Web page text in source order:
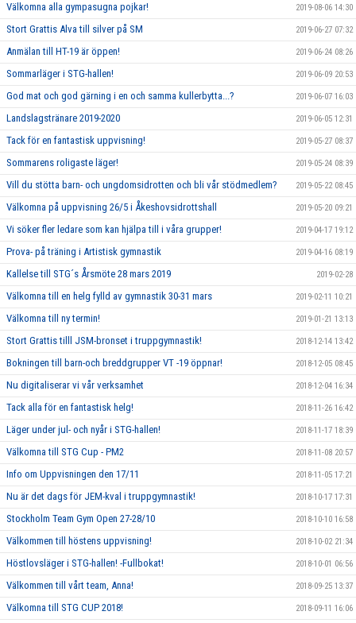
Välkomna alla gympasugna pojkar! 2019-08-06 14:30
Stort Grattis Alva till silver på SM 2019-06-27 07:32
Anmälan till HT-19 är öppen! 2019-06-24 08:26
Sommarläger i STG-hallen! 2019-06-09 20:53
God mat och god gärning i en och samma kullerbytta...? 2019-06-07 16:03
Landslagstränare 2019-2020 2019-06-05 12:31
Tack för en fantastisk uppvisning! 2019-05-27 08:37
Sommarens roligaste läger! 2019-05-24 08:39
Vill du stötta barn- och ungdomsidrotten och bli vår stödmedlem? 2019-05-22 08:45
Välkomna på uppvisning 26/5 i Åkeshovsidrottshall 2019-05-20 09:21
Vi söker fler ledare som kan hjälpa till i våra grupper! 2019-04-17 19:12
Prova- på träning i Artistisk gymnastik 2019-04-16 08:19
Kallelse till STG´s Årsmöte 28 mars 2019 2019-02-28
Välkomna till en helg fylld av gymnastik 30-31 mars 2019-02-11 10:21
Välkomna till ny termin! 2019-01-21 13:13
Stort Grattis tilll JSM-bronset i truppgymnastik! 2018-12-14 13:42
Bokningen till barn-och breddgrupper VT -19 öppnar! 2018-12-05 08:45
Nu digitaliserar vi vår verksamhet 2018-12-04 16:34
Tack alla för en fantastisk helg! 2018-11-26 16:42
Läger under jul- och nyår i STG-hallen! 2018-11-17 18:39
Välkomna till STG Cup - PM2 2018-11-08 20:57
Info om Uppvisningen den 17/11 2018-11-05 17:21
Nu är det dags för JEM-kval i truppgymnastik! 2018-10-17 17:31
Stockholm Team Gym Open 27-28/10 2018-10-10 16:58
Välkommen till höstens uppvisning! 2018-10-02 21:34
Höstlovsläger i STG-hallen! -Fullbokat! 2018-10-01 06:56
Välkommen till vårt team, Anna! 2018-09-25 13:37
Välkomna till STG CUP 2018! 2018-09-11 16:06